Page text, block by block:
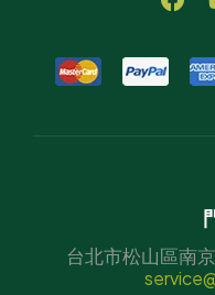
台北市松山區南